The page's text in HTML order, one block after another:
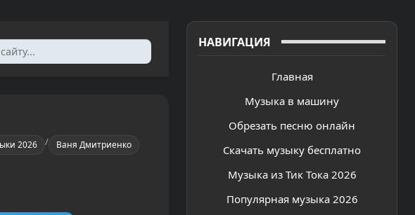
НАВИГАЦИЯ
Главная
Музыка в машину
Обрезать песню онлайн
Скачать музыку бесплатно
Музыка из Тик Тока 2026
Популярная музыка 2026
2026 / Ваня Дмитриенко